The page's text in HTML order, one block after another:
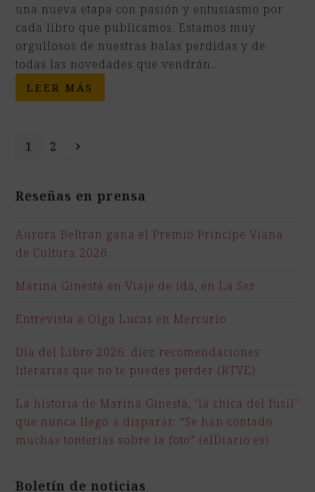
una nueva etapa con pasión y entusiasmo por
cada libro que publicamos. Estamos muy
orgullosos de nuestras balas perdidas y de
todas las novedades que vendrán…
LEER MÁS
Page
1 Page
2
Reseñas en prensa
Aurora Beltrán gana el Premio Principe Viana
de Cultura 2026
Marina Ginestá en Viaje de ida, en La Ser
Entrevista a Olga Lucas en Mercurio
Día del Libro 2026: diez recomendaciones
literarias que no te puedes perder (RTVE)
La historia de Marina Ginestà, ‘la chica del fusil’
que nunca llegó a disparar: “Se han contado
muchas tonterías sobre la foto” (elDiario.es)
Boletín de noticias